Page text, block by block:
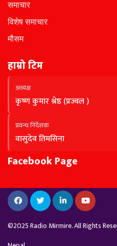
समाचार
विशेष समाचार
मौसम
हाम्रो टिम
अध्यक्ष
कृष्ण कुमार श्रेष्ठ (प्रज्वल )
प्रवन्ध निर्देशक
वासुदेव तिमसिना
Facebook Page
©2025 Radio Mirmire. All Rights